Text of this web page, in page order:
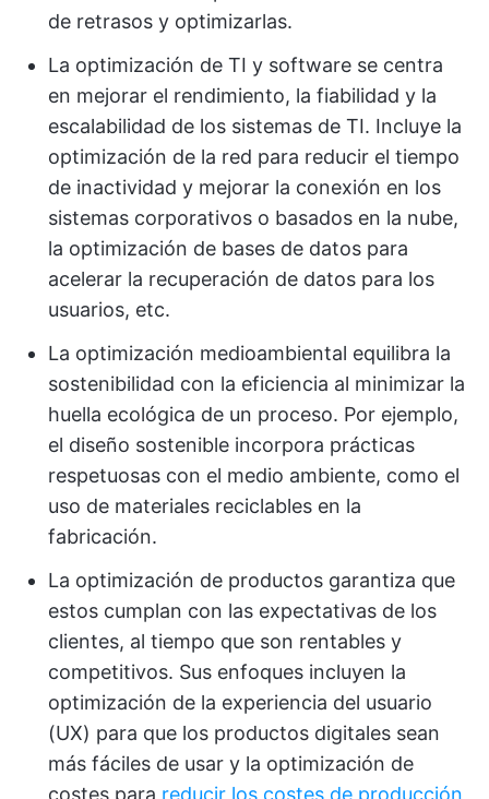
de retrasos y optimizarlas.
La optimización de TI y software se centra
en mejorar el rendimiento, la fiabilidad y la
escalabilidad de los sistemas de TI. Incluye la
optimización de la red para reducir el tiempo
de inactividad y mejorar la conexión en los
sistemas corporativos o basados en la nube,
la optimización de bases de datos para
acelerar la recuperación de datos para los
usuarios, etc.
La optimización medioambiental equilibra la
sostenibilidad con la eficiencia al minimizar la
huella ecológica de un proceso. Por ejemplo,
el diseño sostenible incorpora prácticas
respetuosas con el medio ambiente, como el
uso de materiales reciclables en la
fabricación.
La optimización de productos garantiza que
estos cumplan con las expectativas de los
clientes, al tiempo que son rentables y
competitivos. Sus enfoques incluyen la
optimización de la experiencia del usuario
(UX) para que los productos digitales sean
más fáciles de usar y la optimización de
costes para reducir los costes de producción